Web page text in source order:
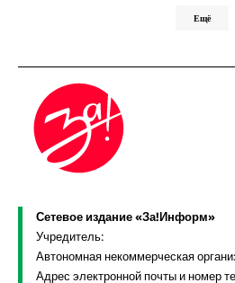
Ещё
Сетевое издание «За!Информ»
Учредитель:
Автономная некоммерческая
Адрес электронной почты и номер